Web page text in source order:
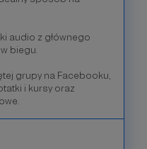
audio z głównego
biegu.
grupy na Facebooku,
i kursy oraz